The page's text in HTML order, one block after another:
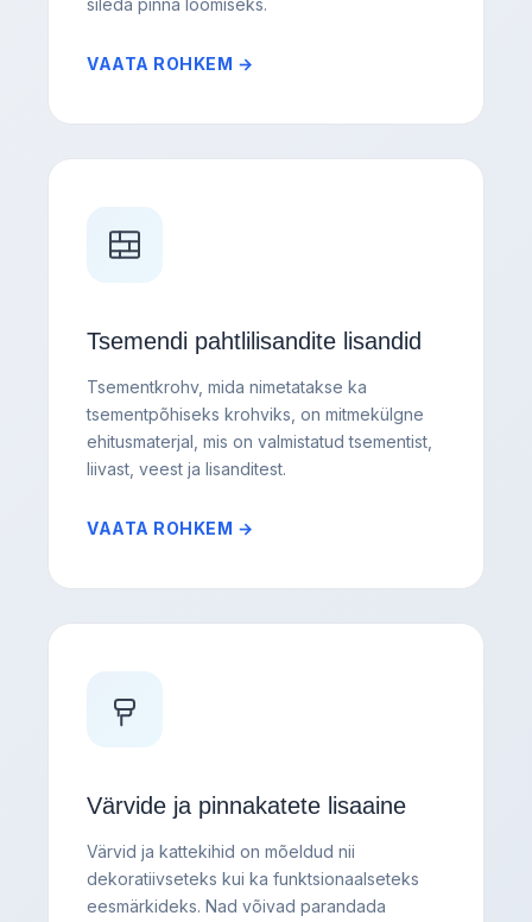
sileda pinna loomiseks.
VAATA ROHKEM →
Tsemendi pahtlilisandite lisandid
Tsementkrohv, mida nimetatakse ka
tsementpõhiseks krohviks, on mitmekülgne
ehitusmaterjal, mis on valmistatud tsementist,
liivast, veest ja lisanditest.
VAATA ROHKEM →
Värvide ja pinnakatete lisaaine
Värvid ja kattekihid on mõeldud nii
dekoratiivseteks kui ka funktsionaalseteks
eesmärkideks. Nad võivad parandada